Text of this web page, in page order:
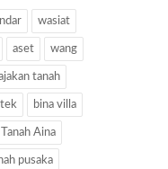
wasiat
aset wang
tanah
bina villa
Tanah Aina
pusaka